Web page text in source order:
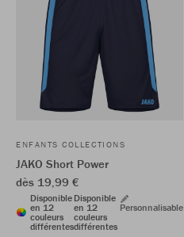
ENFANTS COLLECTIONS
JAKO Short Power
dès 19,99 €
Disponible
en 12
couleurs
différentes
Disponible
en 12
couleurs
différentes
Personnalisable